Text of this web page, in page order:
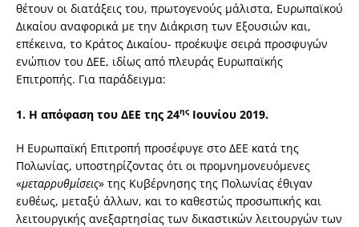
θέτουν οι διατάξεις του, πρωτογενούς μάλιστα, Ευρωπαϊκού
Δικαίου αναφορικά με την Διάκριση των Εξουσιών και,
επέκεινα, το Κράτος Δικαίου- προέκυψε σειρά προσφυγών
ενώπιον του ΔΕΕ, ιδίως από πλευράς Ευρωπαϊκής
Επιτροπής. Για παράδειγμα:
1. Η απόφαση του ΔΕΕ της 24ης Ιουνίου 2019.
Η Ευρωπαϊκή Επιτροπή προσέφυγε στο ΔΕΕ κατά της
Πολωνίας, υποστηρίζοντας ότι οι προμνημονευόμενες
«μεταρρυθμίσεις» της Κυβέρνησης της Πολωνίας έθιγαν
ευθέως, μεταξύ άλλων, και το καθεστώς προσωπικής και
λειτουργικής ανεξαρτησίας των δικαστικών λειτουργών των